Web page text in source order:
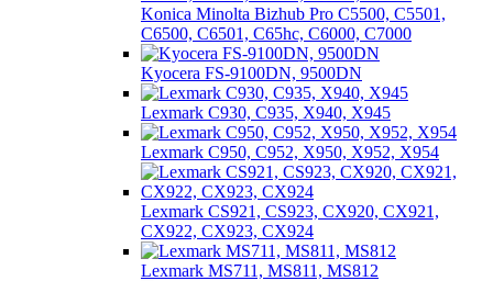
Konica Minolta Bizhub Pro C5500, C5501,
C6500, C6501, C65hc, C6000, C7000
Kyocera FS-9100DN, 9500DN
Lexmark C930, C935, X940, X945
Lexmark C950, C952, X950, X952, X954
Lexmark CS921, CS923, CX920, CX921,
CX922, CX923, CX924
Lexmark MS711, MS811, MS812